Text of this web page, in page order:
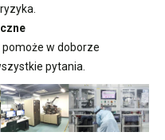
pomoże w doborze
pytania.